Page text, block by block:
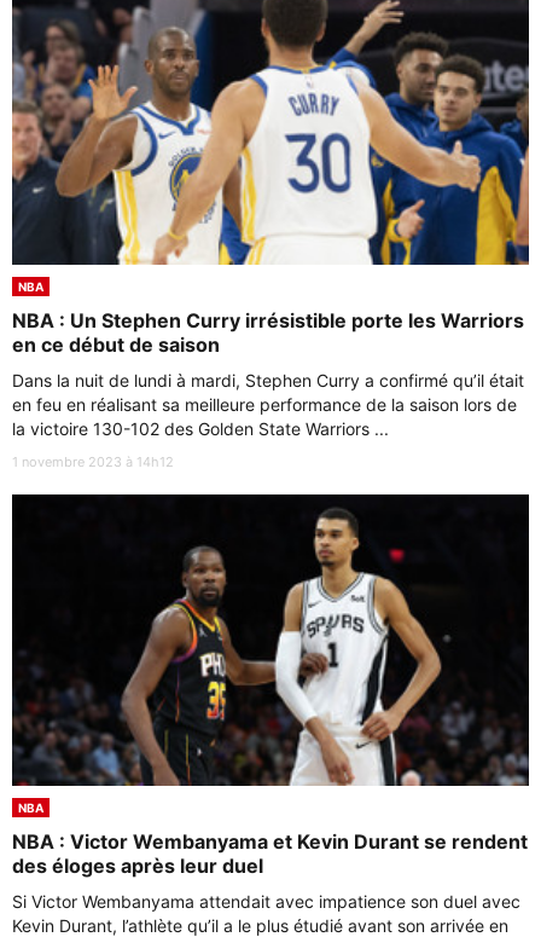
NBA
NBA : Un Stephen Curry irrésistible porte les Warriors
en ce début de saison
Dans la nuit de lundi à mardi, Stephen Curry a confirmé qu’il était
en feu en réalisant sa meilleure performance de la saison lors de
la victoire 130-102 des Golden State Warriors ...
1 novembre 2023 à 14h12
NBA
NBA : Victor Wembanyama et Kevin Durant se rendent
des éloges après leur duel
Si Victor Wembanyama attendait avec impatience son duel avec
Kevin Durant, l’athlète qu’il a le plus étudié avant son arrivée en